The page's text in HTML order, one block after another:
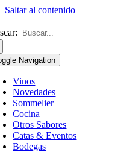
Saltar al contenido
Navigation
Vinos
Novedades
Sommelier
Cocina
Otros Sabores
Catas & Eventos
Bodegas